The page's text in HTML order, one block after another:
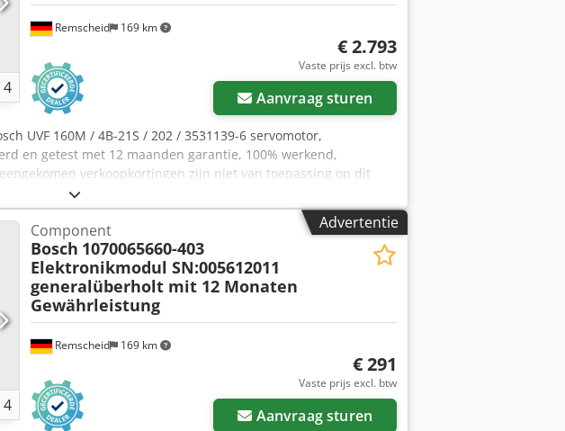
4
Remscheid 169 km
€ 2.793
Vaste prijs excl. btw
Aanvraag sturen
UVF 160M / 4B-21S / 202 / 3531139-6 servomotor,
en getest met 12 maanden garantie, 100% werkend,
verkoopkortingen zijn niet van toepassing op dit
apart naar de verpakkings- en verzendkosten! LET OP: De
apart te worden aangevraagd! Cedjk Ru A Uspfx Aiqsha
Advertentie
4
Remscheid 169 km
Component
Bosch 1070065660-403
Elektronikmodul SN:005612011
generalüberholt mit 12 Monaten
Gewährleistung
€ 291
Vaste prijs excl. btw
Aanvraag sturen